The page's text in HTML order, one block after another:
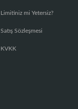
Limitiniz mi Yetersiz?
Satış Sözleşmesi
KVKK